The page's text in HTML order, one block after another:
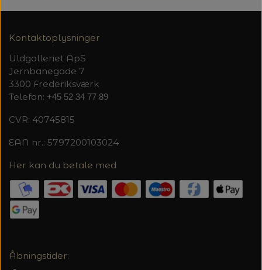
Kontaktoplysninger
Uldgalleriet ApS
Jernbanegade 7
3300 Frederiksværk
Telefon: +45 52 34 77 89
CVR: 40745815
EAN nr.: 5797200103024
Her kan du betale med
Åbningstider: